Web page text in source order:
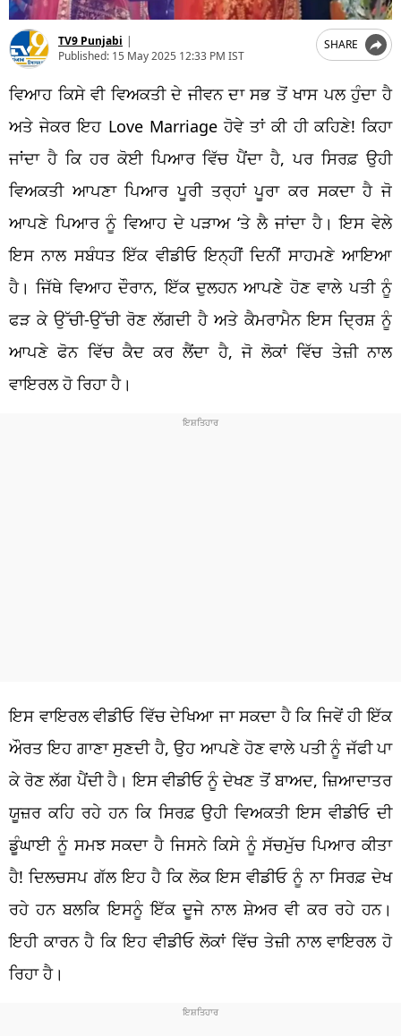
TV9 Punjabi |
Published: 15 May 2025 12:33 PM IST
SHARE
ਵਿਆਹ ਕਿਸੇ ਵੀ ਵਿਅਕਤੀ ਦੇ ਜੀਵਨ ਦਾ ਸਭ ਤੋਂ ਖਾਸ ਪਲ ਹੁੰਦਾ ਹੈ
ਅਤੇ ਜੇਕਰ ਇਹ Love Marriage ਹੋਵੇ ਤਾਂ ਕੀ ਹੀ ਕਹਿਣੇ! ਕਿਹਾ
ਜਾਂਦਾ ਹੈ ਕਿ ਹਰ ਕੋਈ ਪਿਆਰ ਵਿੱਚ ਪੈਂਦਾ ਹੈ, ਪਰ ਸਿਰਫ਼ ਉਹੀ
ਵਿਅਕਤੀ ਆਪਣਾ ਪਿਆਰ ਪੂਰੀ ਤਰ੍ਹਾਂ ਪੂਰਾ ਕਰ ਸਕਦਾ ਹੈ ਜੋ
ਆਪਣੇ ਪਿਆਰ ਨੂੰ ਵਿਆਹ ਦੇ ਪੜਾਅ ‘ਤੇ ਲੈ ਜਾਂਦਾ ਹੈ। ਇਸ ਵੇਲੇ
ਇਸ ਨਾਲ ਸਬੰਧਤ ਇੱਕ ਵੀਡੀਓ ਇਨ੍ਹੀਂ ਦਿਨੀਂ ਸਾਹਮਣੇ ਆਇਆ
ਹੈ। ਜਿੱਥੇ ਵਿਆਹ ਦੌਰਾਨ, ਇੱਕ ਦੁਲਹਨ ਆਪਣੇ ਹੋਣ ਵਾਲੇ ਪਤੀ ਨੂੰ
ਫੜ ਕੇ ਉੱਚੀ-ਉੱਚੀ ਰੋਣ ਲੱਗਦੀ ਹੈ ਅਤੇ ਕੈਮਰਾਮੈਨ ਇਸ ਦ੍ਰਿਸ਼ ਨੂੰ
ਆਪਣੇ ਫੋਨ ਵਿੱਚ ਕੈਦ ਕਰ ਲੈਂਦਾ ਹੈ, ਜੋ ਲੋਕਾਂ ਵਿੱਚ ਤੇਜ਼ੀ ਨਾਲ
ਵਾਇਰਲ ਹੋ ਰਿਹਾ ਹੈ।
ਇਸ ਵਾਇਰਲ ਵੀਡੀਓ ਵਿੱਚ ਦੇਖਿਆ ਜਾ ਸਕਦਾ ਹੈ ਕਿ ਜਿਵੇਂ ਹੀ ਇੱਕ
ਔਰਤ ਇਹ ਗਾਣਾ ਸੁਣਦੀ ਹੈ, ਉਹ ਆਪਣੇ ਹੋਣ ਵਾਲੇ ਪਤੀ ਨੂੰ ਜੱਫੀ ਪਾ
ਕੇ ਰੋਣ ਲੱਗ ਪੈਂਦੀ ਹੈ। ਇਸ ਵੀਡੀਓ ਨੂੰ ਦੇਖਣ ਤੋਂ ਬਾਅਦ, ਜ਼ਿਆਦਾਤਰ
ਯੂਜ਼ਰ ਕਹਿ ਰਹੇ ਹਨ ਕਿ ਸਿਰਫ਼ ਉਹੀ ਵਿਅਕਤੀ ਇਸ ਵੀਡੀਓ ਦੀ
ਡੂੰਘਾਈ ਨੂੰ ਸਮਝ ਸਕਦਾ ਹੈ ਜਿਸਨੇ ਕਿਸੇ ਨੂੰ ਸੱਚਮੁੱਚ ਪਿਆਰ ਕੀਤਾ
ਹੈ! ਦਿਲਚਸਪ ਗੱਲ ਇਹ ਹੈ ਕਿ ਲੋਕ ਇਸ ਵੀਡੀਓ ਨੂੰ ਨਾ ਸਿਰਫ਼ ਦੇਖ
ਰਹੇ ਹਨ ਬਲਕਿ ਇਸਨੂੰ ਇੱਕ ਦੂਜੇ ਨਾਲ ਸ਼ੇਅਰ ਵੀ ਕਰ ਰਹੇ ਹਨ।
ਇਹੀ ਕਾਰਨ ਹੈ ਕਿ ਇਹ ਵੀਡੀਓ ਲੋਕਾਂ ਵਿੱਚ ਤੇਜ਼ੀ ਨਾਲ ਵਾਇਰਲ ਹੋ
ਰਿਹਾ ਹੈ।